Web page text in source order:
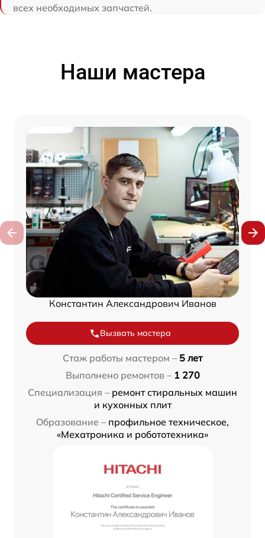
всех необходимых запчастей.
Наши мастера
Константин Александрович Иванов
Вызвать мастера
Стаж работы мастером – 5 лет
Выполнено ремонтов – 1 270
Специализация – ремонт стиральных машин
и кухонных плит
Образование – профильное техническое,
«Мехатроника и робототехника»